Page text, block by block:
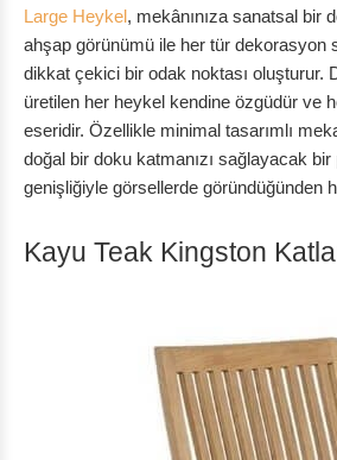
Large Heykel, mekânınıza sanatsal bir
ahşap görünümü ile her tür dekorasyon
dikkat çekici bir odak noktası oluşturur.
üretilen her heykel kendine özgüdür ve
eseridir. Özellikle minimal tasarımlı
doğal bir doku katmanızı sağlayacak bir
genişliğiyle görsellerde göründüğünden
Kayu Teak Kingston